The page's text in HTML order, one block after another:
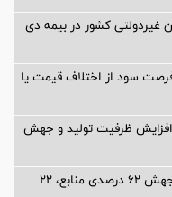
غیردولتی کشور در بیمه دی
فرصت سود از اختلاف قیمت یا
آب، افزایش ظرفیت تولید و جهش
مهر ایران در مسیر فتح قله‌های جدید؛ جهش ۶۲ درصدی منابع، ۲۲